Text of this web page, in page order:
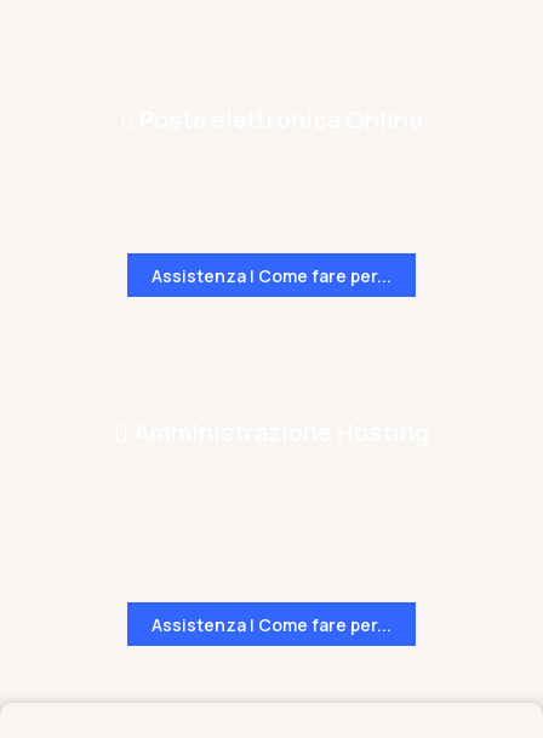
Assistenza | Come fare per...
Assistenza | Come fare per...